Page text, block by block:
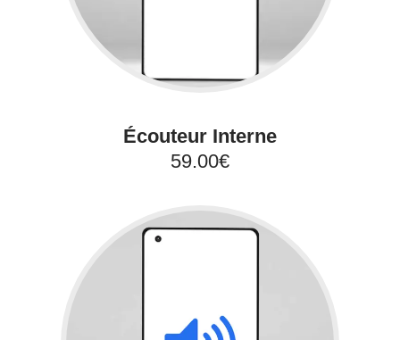
Écouteur Interne
59.00€